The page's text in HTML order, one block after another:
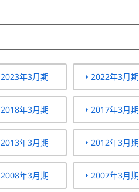
2023年3月期 2022年3月期
2018年3月期 2017年3月期
2013年3月期 2012年3月期
2008年3月期 2007年3月期